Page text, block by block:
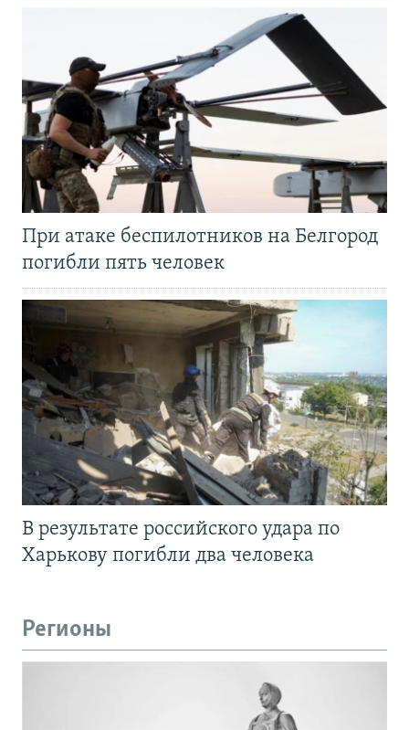
При атаке беспилотников на Белгород
погибли пять человек
В результате российского удара по
Харькову погибли два человека
Регионы